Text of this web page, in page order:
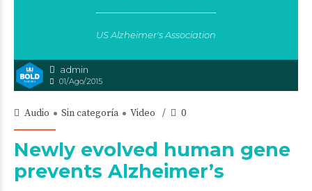
US Alzheimer's Association
admin
01/Ago/2015
Audio Sin categoría Video 0
Newly evolved human gene
prevents Alzheimer’s